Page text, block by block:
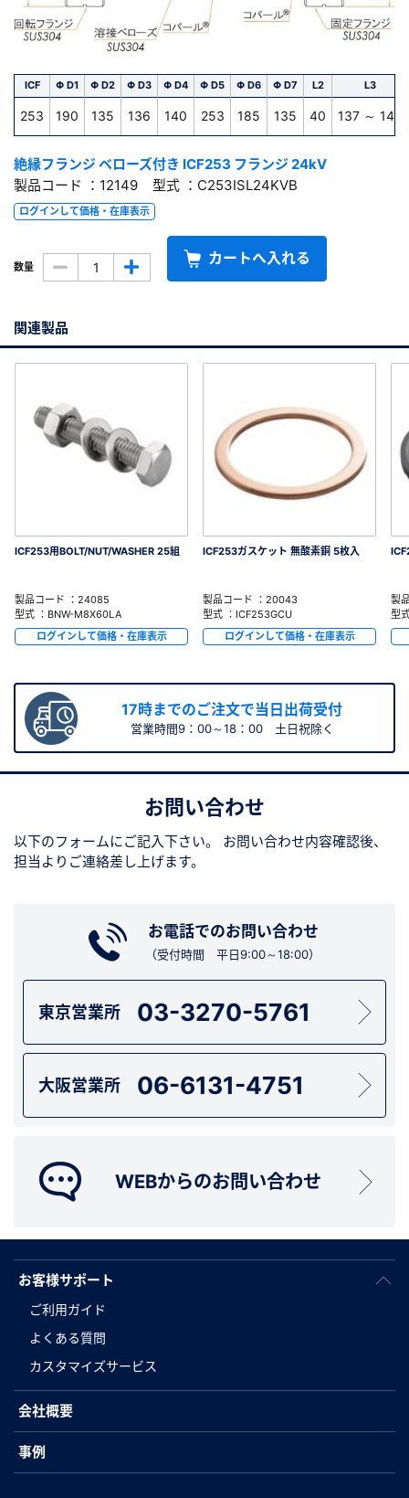
ICF Φ D1 Φ D2 Φ D3 Φ D4 Φ D5 Φ D6 Φ D7 L2 L3
253 190 135 136 140 253 185 135 40 137 ～ 145
絶縁フランジ ベローズ付き ICF253 フランジ 24kV
製品コード ：12149 型式 ：C253ISL24KVB
ログインして価格・在庫表示
数量 カートへ入れる
関連製品
ICF253用BOLT/NUT/WASHER 25組
製品コード ：24085
型式 ：BNW-M8X60LA
ログインして価格・在庫表示
ICF253ガスケット 無酸素銅 5枚入
製品コード ：20043
型式 ：ICF253GCU
ログインして価格・在庫表示
製
型
17時までのご注文で当日出荷受付
営業時間9：00～18：00 土日祝除く
お問い合わせ
以下のフォームにご記入下さい。
お問い合わせ内容確認後、
担当よりご連絡差し上げます。
お電話でのお問い合わせ
（受付時間 平日9:00～18:00）
東京営業所 03-3270-5761
大阪営業所 06-6131-4751
WEBからのお問い合わせ
お客様サポート
ご利用ガイド
よくある質問
カスタマイズサービス
会社概要
事例